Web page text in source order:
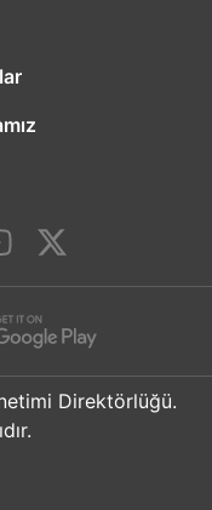
Direktörlüğü.